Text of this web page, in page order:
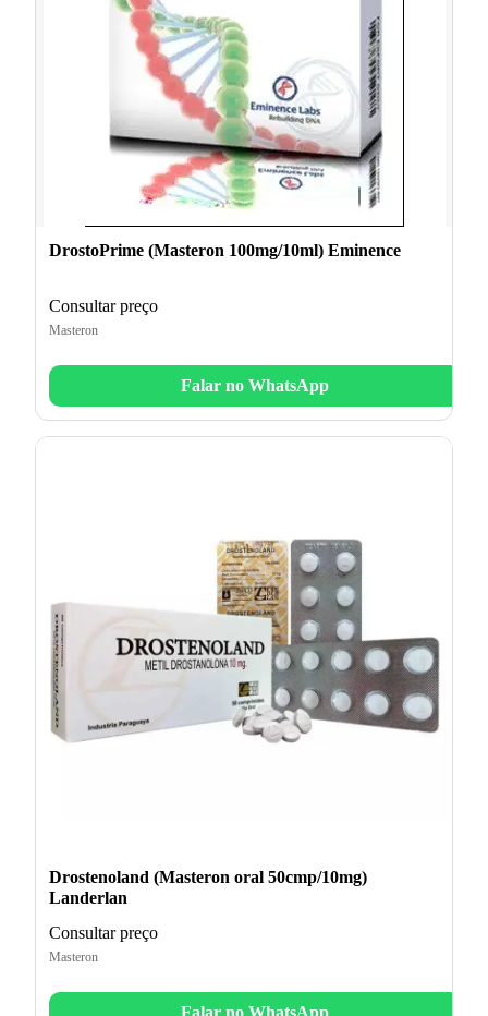
DrostoPrime (Masteron 100mg/10ml) Eminence
Consultar preço
Masteron
Falar no WhatsApp
Drostenoland (Masteron oral 50cmp/10mg)
Landerlan
Consultar preço
Masteron
Falar no WhatsApp